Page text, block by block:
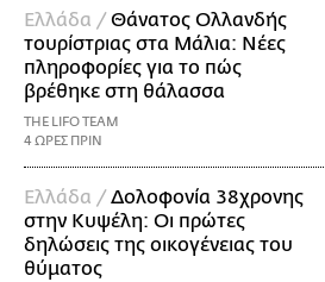
Ελλάδα /Θάνατος Ολλανδής
τουρίστριας στα Μάλια: Νέες
πληροφορίες για το πώς
βρέθηκε στη θάλασσα
THE LIFO TEAM
4 ΩΡΕΣ ΠΡΙΝ
Ελλάδα /Δολοφονία 38χρονης
στην Κυψέλη: Οι πρώτες
δηλώσεις της οικογένειας του
θύματος